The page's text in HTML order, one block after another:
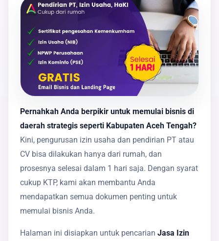
Pernahkah Anda berpikir untuk memulai bisnis di
daerah strategis seperti Kabupaten Aceh Tengah?
Kini, pengurusan izin usaha dan pendirian PT atau
CV bisa dilakukan hanya dari rumah, dan
prosesnya selesai dalam 1 hari saja. Dengan syarat
cukup KTP, kami akan membantu Anda
mendapatkan semua dokumen penting untuk
memulai bisnis Anda.
Halaman ini disiapkan untuk pencarian Jasa Izin